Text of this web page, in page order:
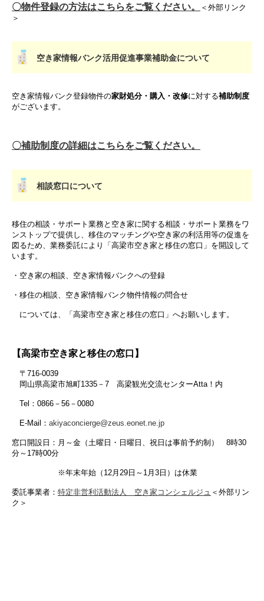
〇物件登録の方法はこちらをご覧ください。
＜外部リンク
＞
空き家情報バンク活用促進事業補助金について
空き家情報バンク登録物件の家財処分・購入・改修に対する補助制度
がございます。
〇補助制度の詳細はこちらをご覧ください。
相談窓口について
移住の相談・サポート業務と空き家に関する相談・サポート業務をワ
ンストップで提供し、移住のマッチングや空き家の利活用等の促進を
図るため、業務委託により「高梁市空き家と移住の窓口」を開設して
います。
・空き家の相談、空き家情報バンクへの登録
・移住の相談、空き家情報バンク物件情報の問合せ
については、「高梁市空き家と移住の窓口」へお願いします。
【高梁市空き家と移住の窓口】
〒716-0039
岡山県高梁市旭町1335－7 高梁観光交流センターAtta！内
Tel：0866－56－0080
E-Mail： akiyaconcierge@zeus.eonet.ne.jp
窓口開設日：月～金（土曜日・日曜日、祝日は事前予約制） 8時30
分～17時00分
※年末年始（12月29日～1月3日）は休業
委託事業者： 特定非営利活動法人 空き家コンシェルジュ ＜外部リン
ク＞